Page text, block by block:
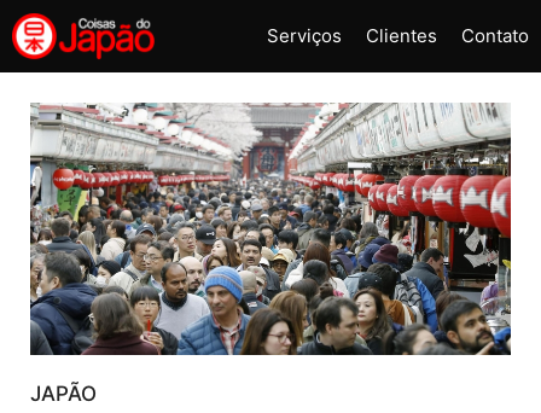
Pular
para
o
conteúdo
Serviços Clientes Contato
JAPÃO